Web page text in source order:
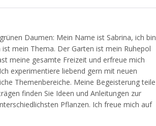
Daumen: Mein Name ist Sabrina, ich bin
mein Thema. Der Garten ist mein Ruhepol
meine gesamte Freizeit und erfreue mich
experimentiere liebend gern mit neuen
Themenbereiche. Meine Begeisterung teile
finden Sie Ideen und Anleitungen zur
Pflanzen. Ich freue mich auf